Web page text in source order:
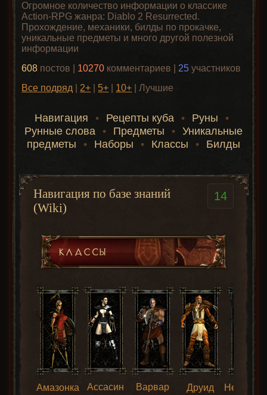
Огромное количество информации о классике
Action-RPG жанра: Diablo 2 Resurrected.
Прохождение, механики, билды по прокачке,
уникальные предметы и много другой полезной
информации
608 постов | 10270 комментариев | 25 участников
Все подряд
2+ 5+ 10+ | Лучшие
Навигация • Рецепты куба • Руны
•
Рунные слова
• Предметы • Уникальные
предметы
• Наборы • Классы • Билды
14
Навигация по базе знаний
(Wiki)
Амазонка Ассасин Варвар Друид